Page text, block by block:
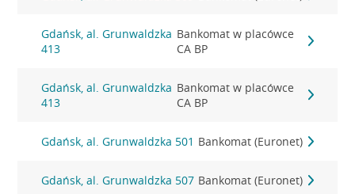
Gdańsk, al. Grunwaldzka
413
Bankomat w placówce
CA BP
Gdańsk, al. Grunwaldzka
413
Bankomat w placówce
CA BP
Gdańsk, al. Grunwaldzka 501 Bankomat (Euronet)
Gdańsk, al. Grunwaldzka 507 Bankomat (Euronet)